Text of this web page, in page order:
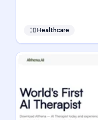
👩‍⚕️ Healthcare